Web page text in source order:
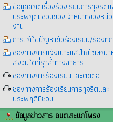
ข้อมูลสถิติเรื่องร้องเรียนการทุจริต
ประพฤติมิชอบของเจ้าหน้าที่ของหน่
งาน
การแก้ไขปัญหาข้อร้องเรียน/ร้องทุ
ช่องทางการแจ้งเบาะแสป้ายโฆษณา
สิ่งอื่นใดที่รุกล้ำทางสาธาร
ช่องทางการร้องเรียนและติดต่อ
ช่องทางการร้องเรียนการทุจริตและ
ประพฤติมิชอบ
ข้อมูลข่าวสาร อบต.สะแกโพรง